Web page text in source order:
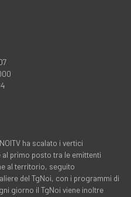
ha scalato i vertici
primo posto tra le emittenti
al territorio, seguito
del TgNoi, con i programmi di
giorno il TgNoi viene inoltre